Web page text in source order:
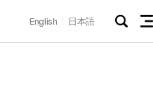
English 日本語
검
전